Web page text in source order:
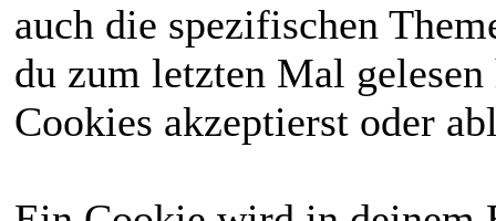
auch die spezifischen
du zum letzten Mal
Cookies akzeptierst oder